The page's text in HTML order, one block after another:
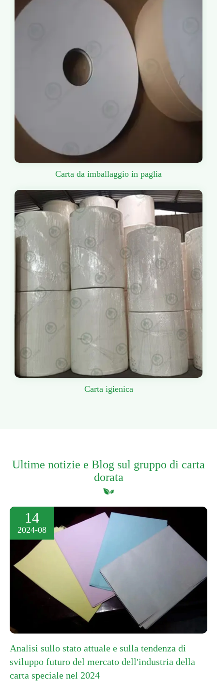
Carta da imballaggio in paglia
Carta igienica
Ultime notizie e Blog sul gruppo di carta
dorata
14
2024-08
Analisi sullo stato attuale e sulla tendenza di
sviluppo futuro del mercato dell'industria della
carta speciale nel 2024